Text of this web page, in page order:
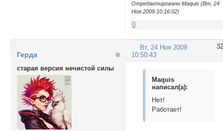
Отредактировано Maquis (Вт, 24
Ноя 2009 10:16:02)
0
32
Вт, 24 Ноя 2009
10:50:43
Герда
старая версия нечистой силы
Maquis
написал(а):
Нет!
Работает!